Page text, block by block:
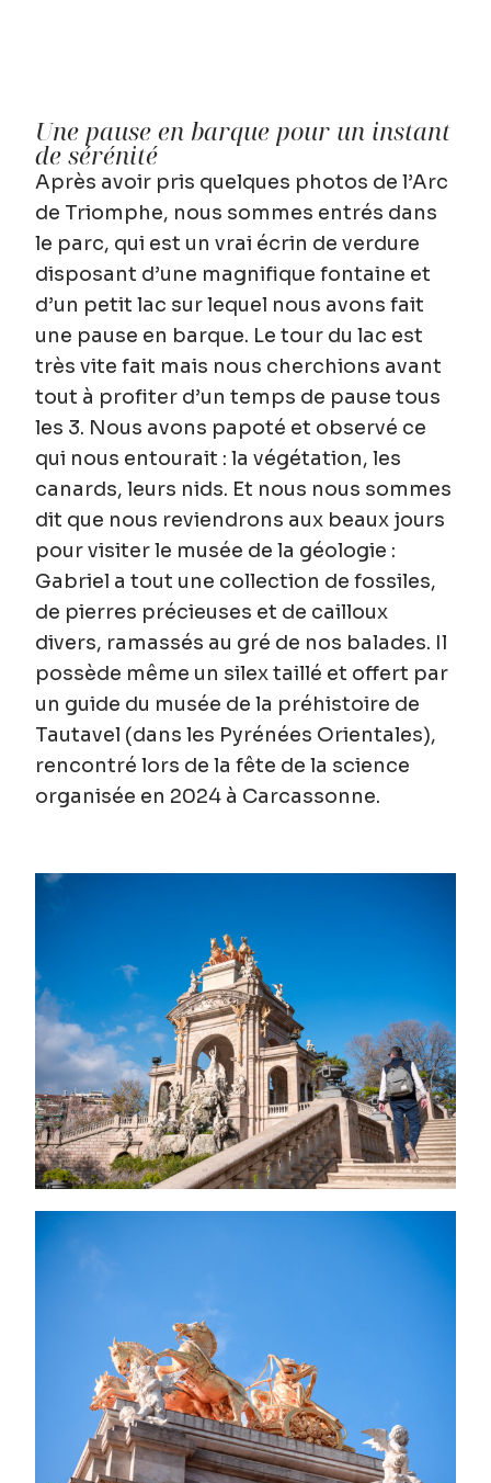
Une pause en barque pour un instant
de sérénité
Après avoir pris quelques photos de l’Arc
de Triomphe, nous sommes entrés dans
le parc, qui est un vrai écrin de verdure
disposant d’une magnifique fontaine et
d’un petit lac sur lequel nous avons fait
une pause en barque. Le tour du lac est
très vite fait mais nous cherchions avant
tout à profiter d’un temps de pause tous
les 3. Nous avons papoté et observé ce
qui nous entourait : la végétation, les
canards, leurs nids. Et nous nous sommes
dit que nous reviendrons aux beaux jours
pour visiter le musée de la géologie :
Gabriel a tout une collection de fossiles,
de pierres précieuses et de cailloux
divers, ramassés au gré de nos balades. Il
possède même un silex taillé et offert par
un guide du musée de la préhistoire de
Tautavel (dans les Pyrénées Orientales),
rencontré lors de la fête de la science
organisée en 2024 à Carcassonne.